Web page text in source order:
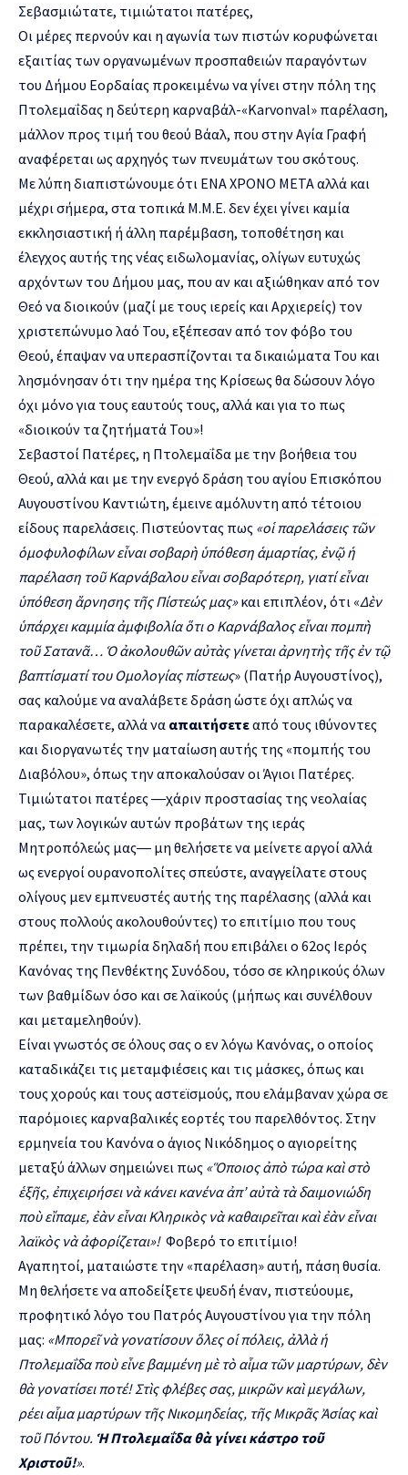
Σεβασμιώτατε, τιμιώτατοι πατέρες,
Οι μέρες περνούν και η αγωνία των πιστών κορυφώνεται
εξαιτίας των οργανωμένων προσπαθειών παραγόντων
του Δήμου Εορδαίας προκειμένω να γίνει στην πόλη της
Πτολεμαΐδας η δεύτερη καρναβάλ-«Karvonval» παρέλαση,
μάλλον προς τιμή του θεού Βάαλ, που στην Αγία Γραφή
αναφέρεται ως αρχηγός των πνευμάτων του σκότους.
Με λύπη διαπιστώνουμε ότι ΕΝΑ ΧΡΟΝΟ ΜΕΤΑ αλλά και
μέχρι σήμερα, στα τοπικά Μ.Μ.Ε. δεν έχει γίνει καμία
εκκλησιαστική ή άλλη παρέμβαση, τοποθέτηση και
έλεγχος αυτής της νέας ειδωλομανίας, ολίγων ευτυχώς
αρχόντων του Δήμου μας, που αν και αξιώθηκαν από τον
Θεό να διοικούν (μαζί με τους ιερείς και Αρχιερείς) τον
χριστεπώνυμο λαό Του, εξέπεσαν από τον φόβο του
Θεού, έπαψαν να υπερασπίζονται τα δικαιώματα Του και
λησμόνησαν ότι την ημέρα της Κρίσεως θα δώσουν λόγο
όχι μόνο για τους εαυτούς τους, αλλά και για το πως
«διοικούν τα ζητήματά Του»!
Σεβαστοί Πατέρες, η Πτολεμαΐδα με την βοήθεια του
Θεού, αλλά και με την ενεργό δράση του αγίου Επισκόπου
Αυγουστίνου Καντιώτη, έμεινε αμόλυντη από τέτοιου
είδους παρελάσεις. Πιστεύοντας πως «οἱ παρελάσεις τῶν
ὁμοφυλοφίλων εἶναι σοβαρὴ ὑπόθεση ἁμαρτίας, ἐνῷ ἡ
παρέλαση τοῦ Καρνάβαλου εἶναι σοβαρότερη, γιατί εἶναι
ὑπόθεση ἄρνησης τῆς Πίστεώς μας»και επιπλέον, ότι «Δὲν
ὑπάρχει καμμία ἀμφιβολία ὅτι ο Καρνάβαλος εἶναι πομπὴ
τοῦ Σατανᾶ… Ὁ ἀκολουθῶν αὐτὰς γίνεται ἀρνητὴς τῆς ἐν τῷ
βαπτίσματί του Ομολογίας πίστεως» (Πατήρ Αυγουστίνος),
σας καλούμε να αναλάβετε δράση ώστε όχι απλώς να
παρακαλέσετε, αλλά να απαιτήσετεαπό τους ιθύνοντες
και διοργανωτές την ματαίωση αυτής της «πομπής του
Διαβόλου», όπως την αποκαλούσαν οι Άγιοι Πατέρες.
Τιμιώτατοι πατέρες ―χάριν προστασίας της νεολαίας
μας, των λογικών αυτών προβάτων της ιεράς
Μητροπόλεώς μας― μη θελήσετε να μείνετε αργοί αλλά
ως ενεργοί ουρανοπολίτες σπεύστε, αναγγείλατε στους
ολίγους μεν εμπνευστές αυτής της παρέλασης (αλλά και
στους πολλούς ακολουθούντες) το επιτίμιο που τους
πρέπει, την τιμωρία δηλαδή που επιβάλει ο 62ος Ιερός
Κανόνας της Πενθέκτης Συνόδου, τόσο σε κληρικούς όλων
των βαθμίδων όσο και σε λαϊκούς (μήπως και συνέλθουν
και μεταμεληθούν).
Είναι γνωστός σε όλους σας ο εν λόγω Κανόνας, ο οποίος
καταδικάζει τις μεταμφιέσεις και τις μάσκες, όπως και
τους χορούς και τους αστεϊσμούς, που ελάμβαναν χώρα σε
παρόμοιες καρναβαλικές εορτές του παρελθόντος. Στην
ερμηνεία του Κανόνα ο άγιος Νικόδημος ο αγιορείτης
μεταξύ άλλων σημειώνει πως «Ὅποιος ἀπὸ τώρα καὶ στὸ
ἑξῆς, ἐπιχειρήσει νὰ κάνει κανένα ἀπ’ αὐτὰ τὰ δαιμονιώδη
ποὺ εἴπαμε, ἐὰν εἶναι Κληρικὸς νὰ καθαιρεῖται καὶ ἐὰν εἶναι
λαϊκὸς νὰ ἀφορίζεται»!Φοβερό το επιτίμιο!
Αγαπητοί, ματαιώστε την «παρέλαση» αυτή, πάση θυσία.
Μη θελήσετε να αποδείξετε ψευδή έναν, πιστεύουμε,
προφητικό λόγο του Πατρός Αυγουστίνου για την πόλη
μας: «Μπορεῖ νὰ γονατίσουν ὅλες οἱ πόλεις, ἀλλὰ ἡ
Πτολεμαΐδα ποὺ εἶνε βαμμένη μὲ τὸ αἷμα τῶν μαρτύρων, δὲν
θὰ γονατίσει ποτέ! Στὶς φλέβες σας, μικρῶν καὶ μεγάλων,
ρέει αἷμα μαρτύρων τῆς Νικομηδείας, τῆς Μικρᾶς Ἀσίας καὶ
τοῦ Πόντου. Ἡ Πτολεμαΐδα θὰ γίνει κάστρο τοῦ
Χριστοῦ!».